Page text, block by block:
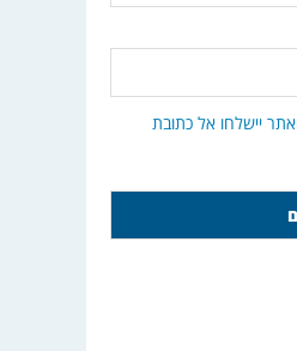
יישלחו אל כתובת